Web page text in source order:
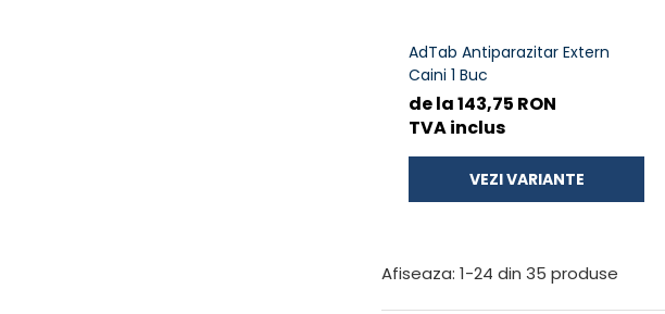
AdTab Antiparazitar Extern
Caini 1 Buc
de la 143,75 RON
TVA inclus
VEZI VARIANTE
Afiseaza: 1-24 din 35 produse